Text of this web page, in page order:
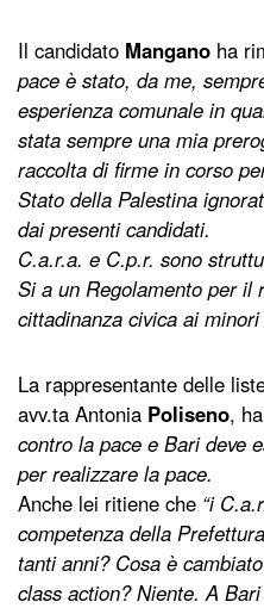
Il candidato Mangano ha
pace è stato, da me,
esperienza comunale in
stata sempre una mia
raccolta di firme in corso
Stato della Palestina
dai presenti candidati.
C.a.r.a. e C.p.r. sono
Si a un Regolamento per il
cittadinanza civica ai
La rappresentante delle
avv.ta Antonia Poliseno,
contro la pace e Bari deve
per realizzare la pace.
Anche lei ritiene che “i
competenza della
tanti anni? Cosa è
class action? Niente. A